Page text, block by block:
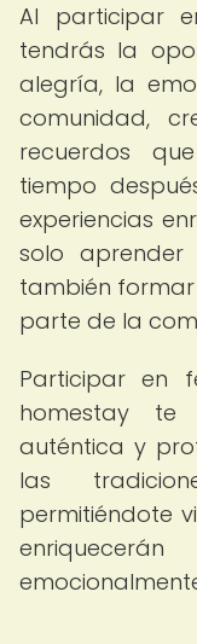
Al participar
tendrás la
alegría, la
comunidad,
recuerdos
tiempo
experiencias
solo
también
parte de la
Participar en
homestay te
auténtica y
las
permitiéndote